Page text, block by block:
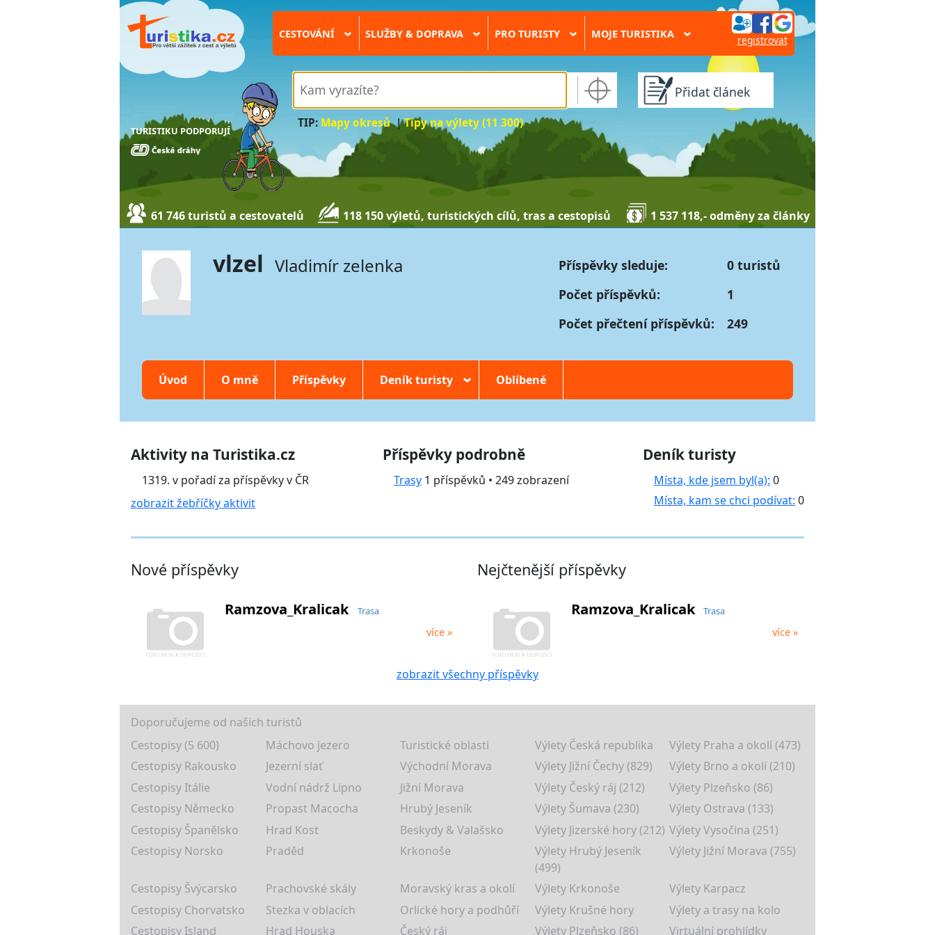
TURISTIKU PODPORUJÍ
CESTOVÁNÍ › SLUŽBY & DOPRAVA › PRO TURISTY › MOJE TURISTIKA › registrovat
TIP: Mapy okresů|Tipy na výlety (11 300)
Přidat článek
61 746 turistů a cestovatelů 118 150 výletů, turistických cílů, tras a cestopisů 1 537 118,- odměny za články
vlzel Vladimír zelenka Příspěvky sleduje:
0 turistů
Počet příspěvků:
1
Počet přečtení příspěvků:
249
Úvod O mně Příspěvky Deník turisty › Oblíbené
Aktivity na Turistika.cz
1319. v pořadí za příspěvky v ČR
zobrazit žebříčky aktivit
Příspěvky podrobně
Trasy 1 příspěvků • 249 zobrazení
Deník turisty
Místa, kde jsem byl(a): 0
Místa, kam se chci podívat: 0
Nové příspěvky
Ramzova_Kralicak Trasa
více »
Nejčtenější příspěvky
Ramzova_Kralicak Trasa
více »
zobrazit všechny příspěvky
Doporučujeme od našich turistů
Cestopisy (5 600)
Máchovo jezero Turistické oblasti Výlety Česká republika
Výlety Praha a okolí (473)
Cestopisy Rakousko
Jezerní slať Východní Morava Výlety Jižní Čechy (829)
Výlety Brno a okolí (210)
Cestopisy Itálie
Vodní nádrž Lipno Jižní Morava Výlety Český ráj (212)
Výlety Plzeňsko (86)
Cestopisy Německo
Propast Macocha Hrubý Jeseník Výlety Šumava (230)
Výlety Ostrava (133)
Cestopisy Španělsko
Hrad Kost Beskydy & Valašsko Výlety Jizerské hory (212) Výlety Vysočina (251)
Cestopisy Norsko
Praděd Krkonoše
Výlety Hrubý Jeseník
(499)
Výlety Jižní Morava (755)
Cestopisy Švýcarsko Prachovské skály Moravský kras a okolí Výlety Krkonoše
Výlety Karpacz
Cestopisy Chorvatsko
Stezka v oblacích Orlické hory a podhůří Výlety Krušné hory
Výlety a trasy na kolo
Cestopisy Island
Hrad Houska Český ráj Výlety Plzeňsko (86) Virtuální prohlídky